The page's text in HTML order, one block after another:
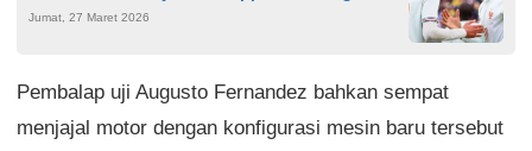
Gol
Jumat, 27 Maret 2026
Pembalap uji Augusto Fernandez bahkan sempat
menjajal motor dengan konfigurasi mesin baru tersebut